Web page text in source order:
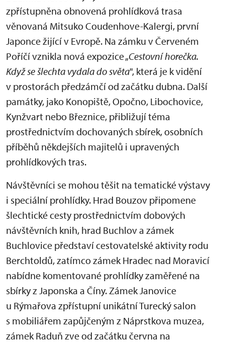
zpřístupněna obnovená prohlídková trasa
věnovaná Mitsuko Coudenhove-Kalergi, první
Japonce žijící v Evropě. Na zámku v Červeném
Poříčí vznikla nová expozice „Cestovní horečka.
Když se šlechta vydala do světa", která je k vidění
v prostorách předzámčí od začátku dubna. Další
památky, jako Konopiště, Opočno, Libochovice,
Kynžvart nebo Březnice, přibližují téma
prostřednictvím dochovaných sbírek, osobních
příběhů někdejších majitelů i upravených
prohlídkových tras.
Návštěvníci se mohou těšit na tematické výstavy
i speciální prohlídky. Hrad Bouzov připomene
šlechtické cesty prostřednictvím dobových
návštěvních knih, hrad Buchlov a zámek
Buchlovice představí cestovatelské aktivity rodu
Berchtoldů, zatímco zámek Hradec nad Moravicí
nabídne komentované prohlídky zaměřené na
sbírky z Japonska a Číny. Zámek Janovice
u Rýmařova zpřístupní unikátní Turecký salon
s mobiliářem zapůjčeným z Náprstkova muzea,
zámek Raduň zve od začátku června na